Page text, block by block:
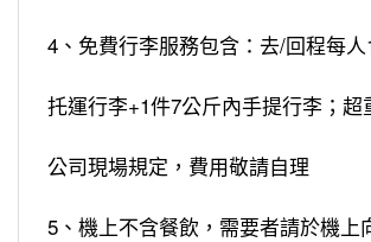
4、免費行李服務包含：去/回程每
托運行李+1件7公斤內手提行李；超
公司現場規定，費用敬請自理
5、機上不含餐飲，需要者請於機上